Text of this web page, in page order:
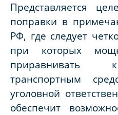
Представляется
поправки в
РФ, где следует
при которых
приравнивать
транспортным
уголовной
обеспечит